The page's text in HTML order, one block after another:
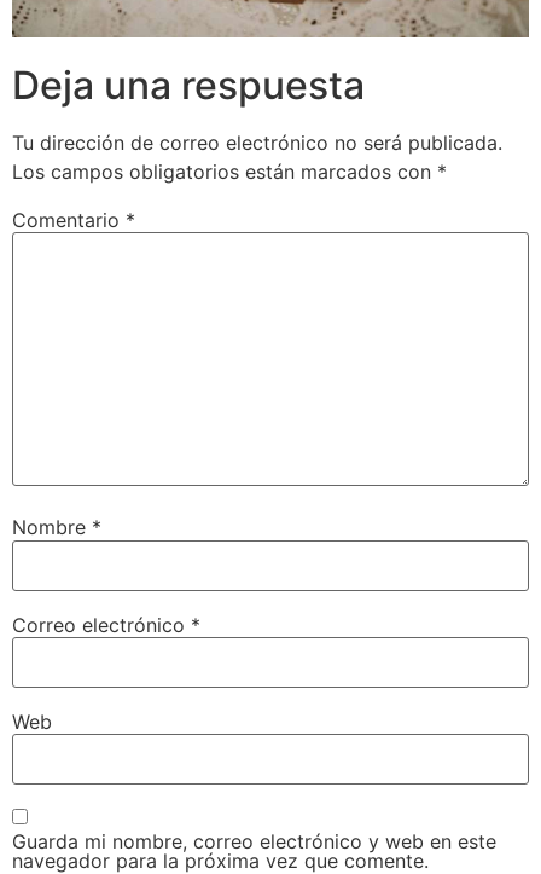
Deja una respuesta
Tu dirección de correo electrónico no será publicada.
Los campos obligatorios están marcados con *
Comentario *
Nombre *
Correo electrónico *
Web
Guarda mi nombre, correo electrónico y web en este
navegador para la próxima vez que comente.